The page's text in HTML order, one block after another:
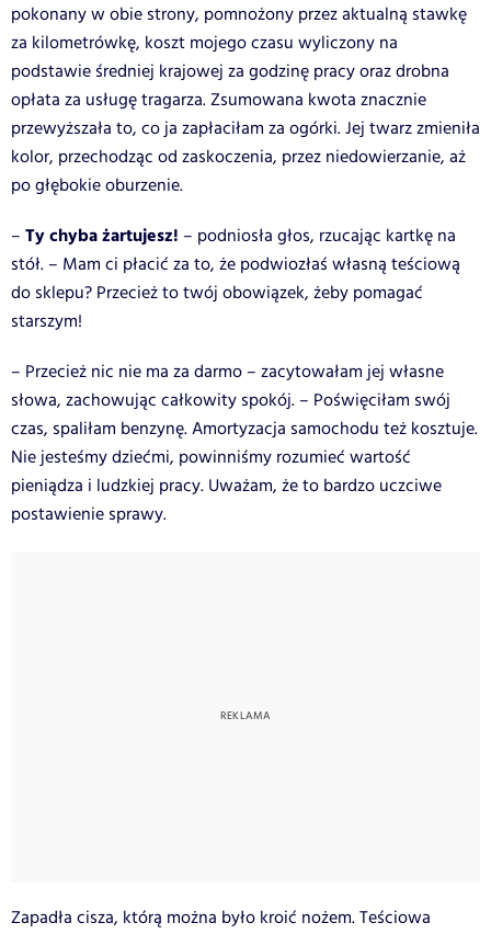
pokonany w obie strony, pomnożony przez aktualną stawkę
za kilometrówkę, koszt mojego czasu wyliczony na
podstawie średniej krajowej za godzinę pracy oraz drobna
opłata za usługę tragarza. Zsumowana kwota znacznie
przewyższała to, co ja zapłaciłam za ogórki. Jej twarz zmieniła
kolor, przechodząc od zaskoczenia, przez niedowierzanie, aż
po głębokie oburzenie.
– Ty chyba żartujesz! – podniosła głos, rzucając kartkę na
stół. – Mam ci płacić za to, że podwiozłaś własną teściową
do sklepu? Przecież to twój obowiązek, żeby pomagać
starszym!
– Przecież nic nie ma za darmo – zacytowałam jej własne
słowa, zachowując całkowity spokój. – Poświęciłam swój
czas, spaliłam benzynę. Amortyzacja samochodu też kosztuje.
Nie jesteśmy dziećmi, powinniśmy rozumieć wartość
pieniądza i ludzkiej pracy. Uważam, że to bardzo uczciwe
postawienie sprawy.
Zapadła cisza, którą można było kroić nożem. Teściowa